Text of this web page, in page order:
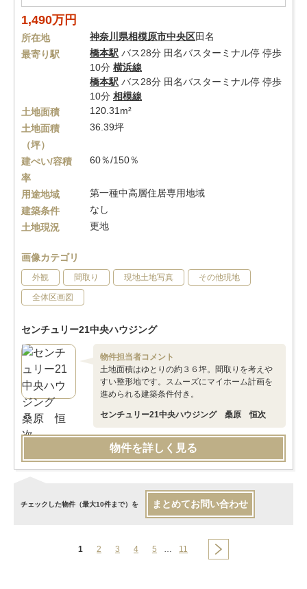
1,490万円
所在地 神奈川県相模原市中央区田名
最寄り駅
橋本駅 バス28分 田名バスターミナル停 停歩
10分 横浜線
橋本駅 バス28分 田名バスターミナル停 停歩
10分 相模線
土地面積
120.31m²
土地面積
（坪）
36.39坪
建ぺい/容積
率
60％/150％
用途地域
第一種中高層住居専用地域
建築条件
なし
土地現況
更地
画像カテゴリ
外観 間取り 現地土地写真 その他現地
全体区画図
センチュリー21中央ハウジング
物件担当者コメント
土地面積はゆとりの約３６坪。間取りを考えや
すい整形地です。スムーズにマイホーム計画を
進められる建築条件付き。
センチュリー21中央ハウジング 桑原 恒次
物件を詳しく見る
チェックした物件（最大10件まで）を まとめてお問い合わせ
1 2 3 4 5 … 11